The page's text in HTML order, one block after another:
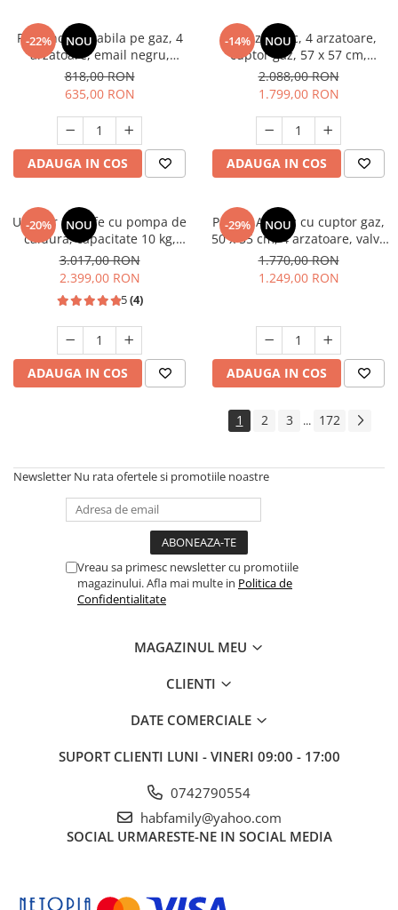
-22% NOU
Plita incorporabila pe gaz, 4
arzatoare, email negru,
gratare din fonta, aprindere
electrica, Samus
818,00 RON
635,00 RON
ADAUGA IN COS
-14% NOU
Aragaz rustic, 4 arzatoare,
cuptor gaz, 57 x 57 cm,
rotisor, grill, ventilatie,
aprindere electrica, gratare
fonta, negru + plita inox,
Studio Casa Marco
2.088,00 RON
1.799,00 RON
ADAUGA IN COS
-20% NOU
Uscator de rufe cu pompa de
caldura, capacitate 10 kg,
clasa A++, motor inverter, 14
programe, Heinner
3.017,00 RON
2.399,00 RON
5(4)
ADAUGA IN COS
-29% NOU
Pachet Aragaz cu cuptor gaz,
50 x 55 cm, 4 arzatoare, valva
siguranta, Hota traditionala, 2
motoare, 3 viteze, 299-
483m3/h, Alb, Studio Casa
1.770,00 RON
1.249,00 RON
ADAUGA IN COS
1 2 3 ... 172
Newsletter Nu rata ofertele si promotiile noastre
Vreau sa primesc newsletter cu promotiile
magazinului. Afla mai multe in Politica de
Confidentialitate
MAGAZINUL MEU
CLIENTI
DATE COMERCIALE
SUPORT CLIENTI LUNI - VINERI 09:00 - 17:00
0742790554
habfamily@yahoo.com
SOCIAL URMARESTE-NE IN SOCIAL MEDIA